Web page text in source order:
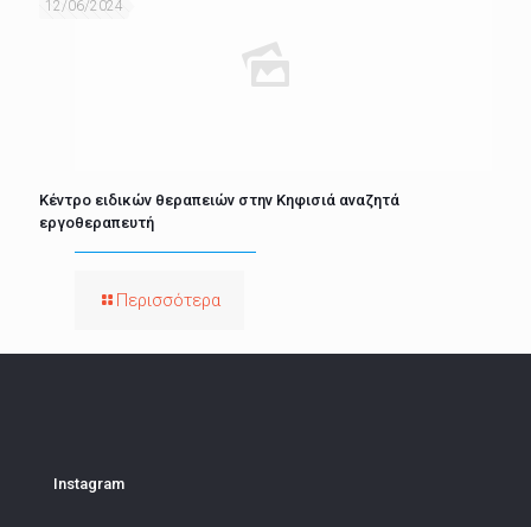
12/06/2024
Κέντρο ειδικών θεραπειών στην Κηφισιά αναζητά
εργοθεραπευτή
Περισσότερα
Instagram